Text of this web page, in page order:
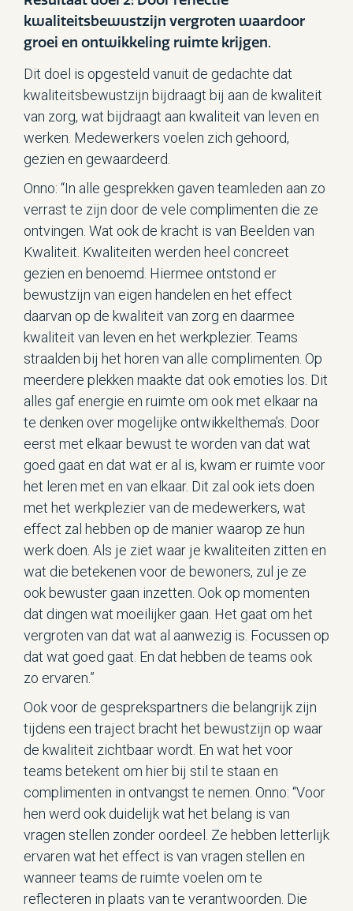
kwaliteitsbewustzijn vergroten waardoor
groei en ontwikkeling ruimte krijgen.
Dit doel is opgesteld vanuit de gedachte dat
kwaliteitsbewustzijn bijdraagt bij aan de kwaliteit
van zorg, wat bijdraagt aan kwaliteit van leven en
werken. Medewerkers voelen zich gehoord,
gezien en gewaardeerd.
Onno: “In alle gesprekken gaven teamleden aan zo
verrast te zijn door de vele complimenten die ze
ontvingen. Wat ook de kracht is van Beelden van
Kwaliteit. Kwaliteiten werden heel concreet
gezien en benoemd. Hiermee ontstond er
bewustzijn van eigen handelen en het effect
daarvan op de kwaliteit van zorg en daarmee
kwaliteit van leven en het werkplezier. Teams
straalden bij het horen van alle complimenten. Op
meerdere plekken maakte dat ook emoties los. Dit
alles gaf energie en ruimte om ook met elkaar na
te denken over mogelijke ontwikkelthema’s. Door
eerst met elkaar bewust te worden van dat wat
goed gaat en dat wat er al is, kwam er ruimte voor
het leren met en van elkaar. Dit zal ook iets doen
met het werkplezier van de medewerkers, wat
effect zal hebben op de manier waarop ze hun
werk doen. Als je ziet waar je kwaliteiten zitten en
wat die betekenen voor de bewoners, zul je ze
ook bewuster gaan inzetten. Ook op momenten
dat dingen wat moeilijker gaan. Het gaat om het
vergroten van dat wat al aanwezig is. Focussen op
dat wat goed gaat. En dat hebben de teams ook
zo ervaren.”
Ook voor de gesprekspartners die belangrijk zijn
tijdens een traject bracht het bewustzijn op waar
de kwaliteit zichtbaar wordt. En wat het voor
teams betekent om hier bij stil te staan en
complimenten in ontvangst te nemen. Onno: “Voor
hen werd ook duidelijk wat het belang is van
vragen stellen zonder oordeel. Ze hebben letterlijk
ervaren wat het effect is van vragen stellen en
wanneer teams de ruimte voelen om te
reflecteren in plaats van te verantwoorden. Die